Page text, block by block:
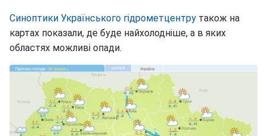
Синоптики Українського гідрометцентру також на
картах показали, де буде найхолодніше, а в яких
областях можливі опади.